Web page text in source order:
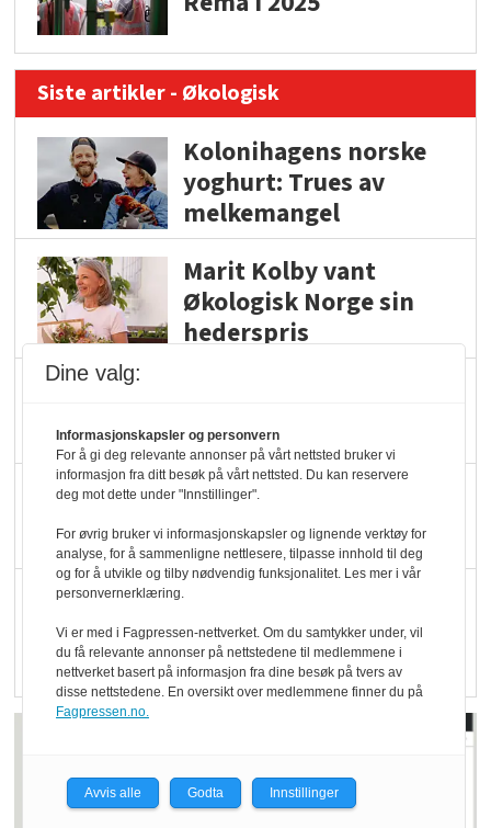
Siste artikler - Økologisk
Kolonihagens norske
yoghurt: Trues av
melkemangel
Marit Kolby vant
Økologisk Norge sin
hederspris
Kolonihagen sliter
med å få tak i nok melk
Rapport: Økokundene
er klare! Er markedet
det?
Dine valg:
Informasjonskapsler og personvern
For å gi deg relevante annonser på vårt nettsted bruker vi
informasjon fra ditt besøk på vårt nettsted. Du kan reservere
deg mot dette under "Innstillinger".
For øvrig bruker vi informasjonskapsler og lignende verktøy for
analyse, for å sammenligne nettlesere, tilpasse innhold til deg
og for å utvikle og tilby nødvendig funksjonalitet. Les mer i vår
personvernerklæring.
Vi er med i Fagpressen-nettverket. Om du samtykker under, vil
du få relevante annonser på nettstedene til medlemmene i
nettverket basert på informasjon fra dine besøk på tvers av
disse nettstedene. En oversikt over medlemmene finner du på
Fagpressen.no.
Avvis alle Godta Innstillinger